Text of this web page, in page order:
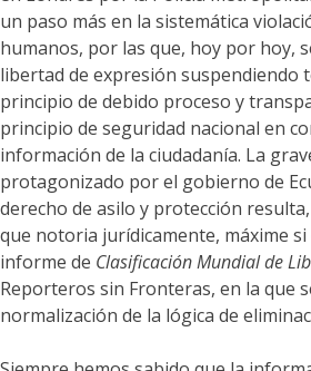
un paso más en la sistemática
humanos, por las que, hoy por hoy,
libertad de expresión suspendiendo
principio de debido proceso y
principio de seguridad nacional en
información de la ciudadanía. La
protagonizado por el gobierno de
derecho de asilo y protección
que notoria jurídicamente, máxime
informe de Clasificación Mundial de
Reporteros sin Fronteras, en la que
normalización de la lógica de